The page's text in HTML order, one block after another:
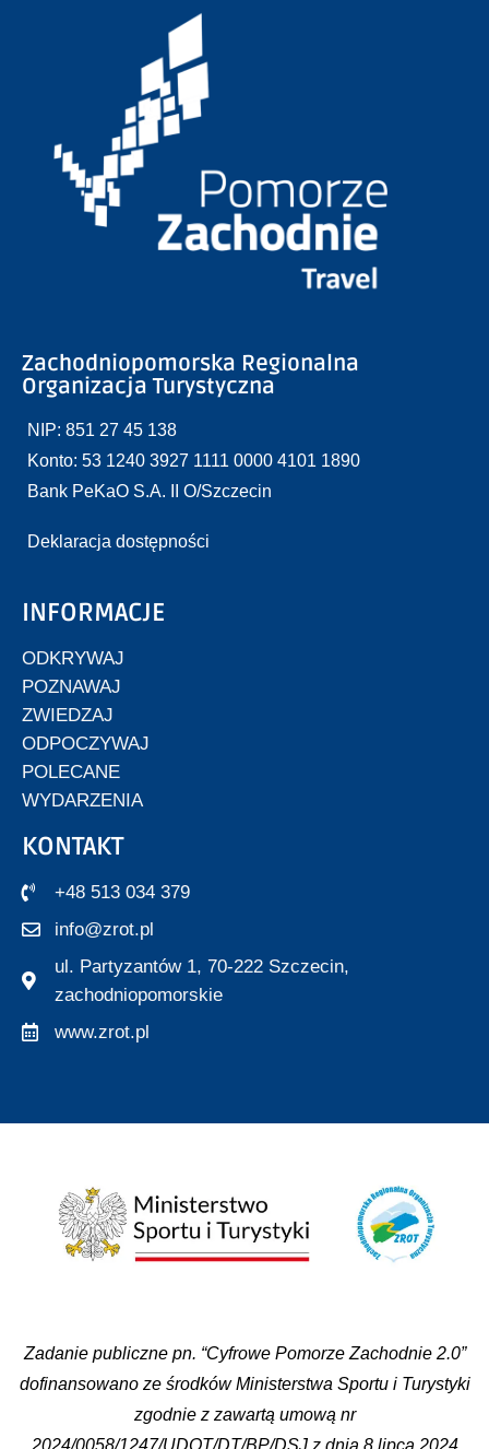
Zachodniopomorska Regionalna
Organizacja Turystyczna
NIP: 851 27 45 138
Konto: 53 1240 3927 1111 0000 4101 1890
Bank PeKaO S.A. II O/Szczecin
Deklaracja dostępności
INFORMACJE
ODKRYWAJ
POZNAWAJ
ZWIEDZAJ
ODPOCZYWAJ
POLECANE
WYDARZENIA
KONTAKT
+48 513 034 379
info@zrot.pl
ul. Partyzantów 1, 70-222 Szczecin,
zachodniopomorskie
www.zrot.pl
Zadanie publiczne pn. “Cyfrowe Pomorze Zachodnie 2.0”
dofinansowano ze środków Ministerstwa Sportu i Turystyki
zgodnie z zawartą umową nr
2024/0058/1247/UDOT/DT/BP/DSJ z dnia 8 lipca 2024